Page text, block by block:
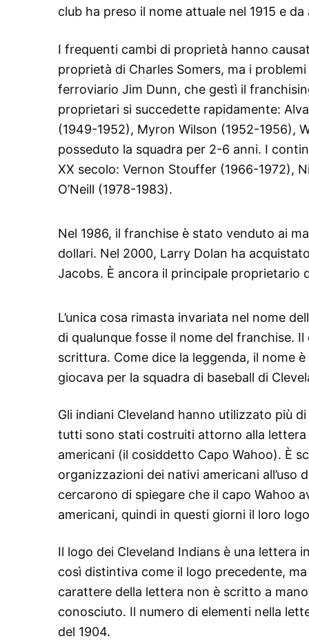
club ha preso il nome attuale nel 1915 e
I frequenti cambi di proprietà hanno
proprietà di Charles Somers, ma i
ferroviario Jim Dunn, che gestì il
proprietari si succedette rapidamente:
(1949-1952), Myron Wilson (1952-1956),
posseduto la squadra per 2-6 anni. I
XX secolo: Vernon Stouffer (1966-1972),
O’Neill (1978-1983).
Nel 1986, il franchise è stato venduto ai
dollari. Nel 2000, Larry Dolan ha
Jacobs. È ancora il principale proprietario
L’unica cosa rimasta invariata nel nome
di qualunque fosse il nome del franchise.
scrittura. Come dice la leggenda, il nome
giocava per la squadra di baseball di
Gli indiani Cleveland hanno utilizzato più
tutti sono stati costruiti attorno alla lettera
americani (il cosiddetto Capo Wahoo). È
organizzazioni dei nativi americani all’uso
cercarono di spiegare che il capo Wahoo
americani, quindi in questi giorni il loro
Il logo dei Cleveland Indians è una lettera
così distintiva come il logo precedente,
carattere della lettera non è scritto a
conosciuto. Il numero di elementi nella
del 1904.